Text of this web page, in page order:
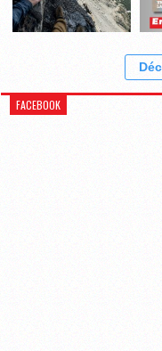
FACEBOOK